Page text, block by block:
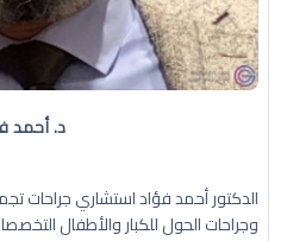
د. أحمد
الدكتور أحمد فؤاد استشاري جراحات
وجراحات الحول للكبار والأطفال